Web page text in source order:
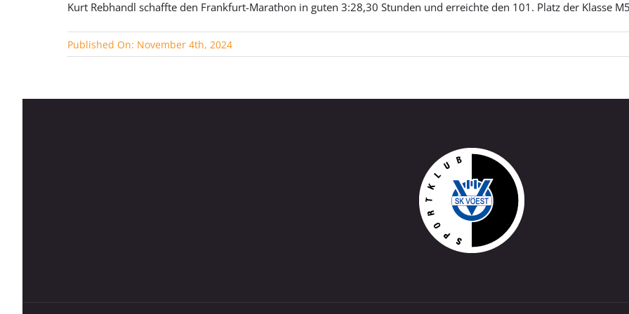
Kurt Rebhandl schaffte den Frankfurt-Marathon in guten 3:28,30 Stunden und erreichte den 101. Platz der Klasse
Published On: November 4th, 2024